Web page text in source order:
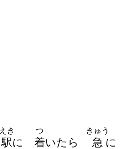
駅
えき
に 着
つ
いたら 急
きゅう
に